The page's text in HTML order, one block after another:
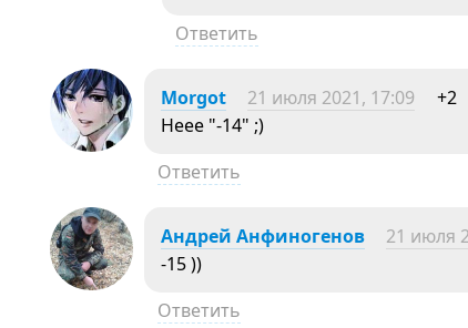
Ответить
Morgot 21 июля 2021, 17:09
+2
Неее "-14" ;)
Ответить
Андрей Анфиногенов 21 июля
-15 ))
Ответить